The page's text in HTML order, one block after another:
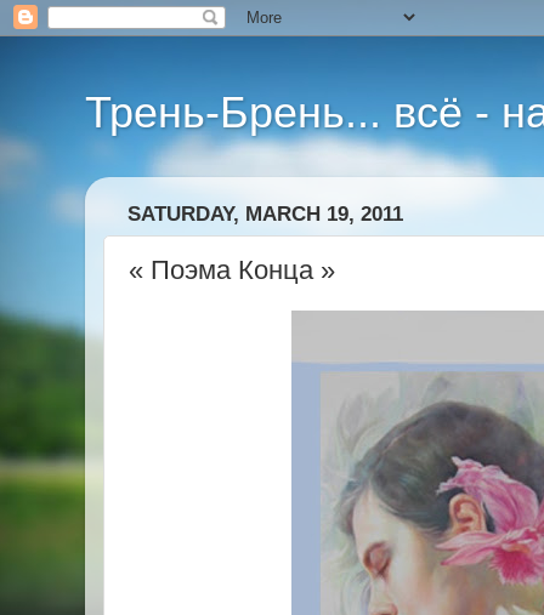
Трень-Брень... всё -
SATURDAY, MARCH 19, 2011
« Поэма Конца »